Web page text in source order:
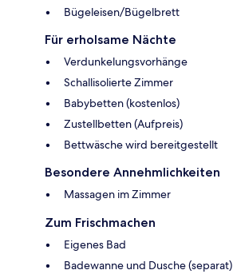
Bügeleisen/Bügelbrett
Für erholsame Nächte
Verdunkelungsvorhänge
Schallisolierte Zimmer
Babybetten (kostenlos)
Zustellbetten (Aufpreis)
Bettwäsche wird bereitgestellt
Besondere Annehmlichkeiten
Massagen im Zimmer
Zum Frischmachen
Eigenes Bad
Badewanne und Dusche (separat)